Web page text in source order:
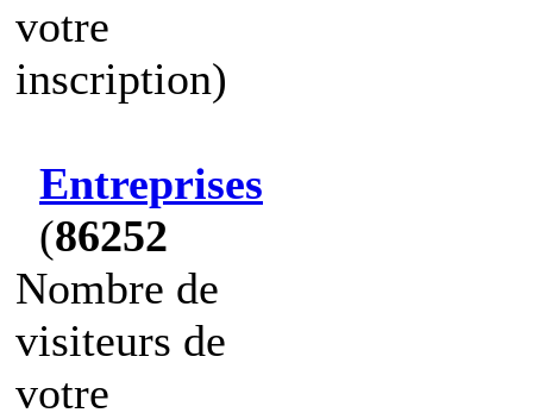
votre
inscription)
Entreprises
(86252
Nombre de
visiteurs de
votre